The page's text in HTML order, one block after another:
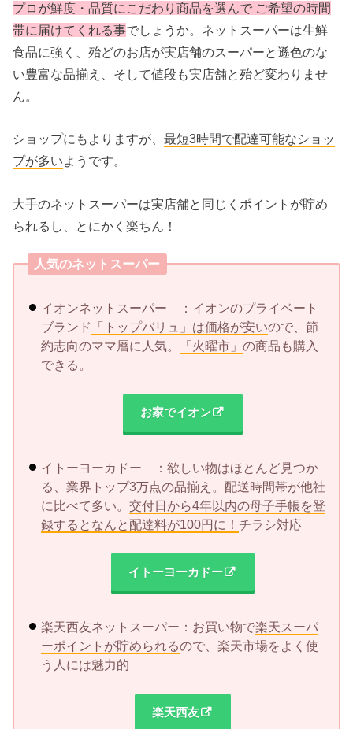
プロが鮮度・品質にこだわり商品を選んで ご希望の時間
帯に届けてくれる事でしょうか。ネットスーパーは生鮮
食品に強く、殆どのお店が実店舗のスーパーと遜色のな
い豊富な品揃え、そして値段も実店舗と殆ど変わりませ
ん。
ショップにもよりますが、最短3時間で配達可能なショッ
プが多いようです。
大手のネットスーパーは実店舗と同じくポイントが貯め
られるし、とにかく楽ちん！
人気のネットスーパー
イオンネットスーパー ：イオンのプライベート
ブランド 「トップバリュ」は価格が安いので、節
約志向のママ層に人気。
「火曜市」 の商品も購入
できる。
お家でイオン
イトーヨーカドー ：欲しい物はほとんど見つか
る、業界トップ3万点の品揃え。配送時間帯が他社
に比べて多い。 交付日から4年以内の母子手帳を登
録するとなんと配達料が100円に！ チラシ対応
イトーヨーカドー
楽天西友ネットスーパー：お買い物で楽天スーパ
ーポイントが貯められるので、楽天市場をよく使
う人には魅力的
楽天西友